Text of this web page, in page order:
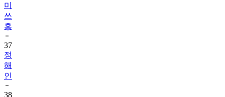
미
쓰
홍
37
정
해
인
38